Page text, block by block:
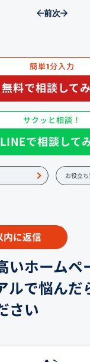
前次
簡単1分入力
無料で相談して
サクッと相談！
LINEで相談して
お役立
内に返信
いホームペ
ルで悩んだ
さい